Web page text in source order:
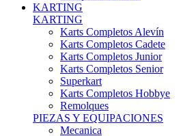
KARTING
Karts Completos Alevín
Karts Completos Cadete
Karts Completos Junior
Karts Completos Senior
Superkart
Karts Completos Hobbye
Remolques
PIEZAS Y EQUIPACIONES
Mecanica
Chasis Y Repuestos